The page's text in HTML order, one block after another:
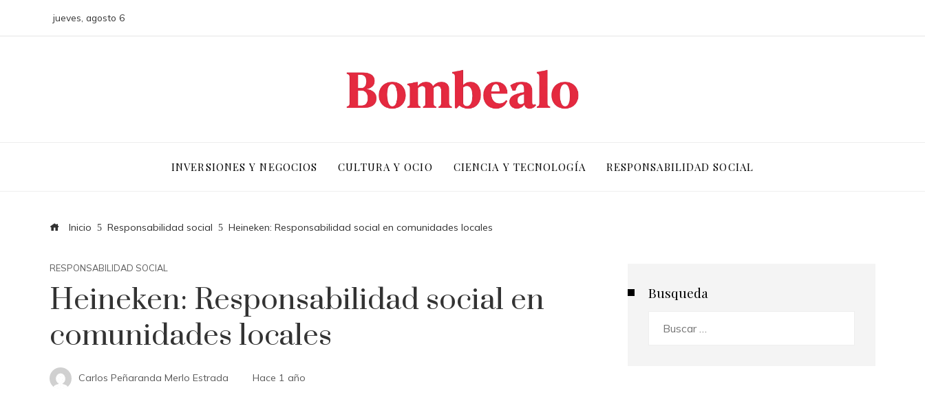
jueves, agosto 6
INVERSIONES Y NEGOCIOS CULTURA Y OCIO CIENCIA Y TECNOLOGÍA RESPONSABILIDAD SOCIAL
Inicio Responsabilidad social Heineken: Responsabilidad social en comunidades locales
RESPONSABILIDAD SOCIAL
Heineken: Responsabilidad social en
comunidades locales
Carlos Peñaranda Merlo Estrada Hace 1 año
Busqueda